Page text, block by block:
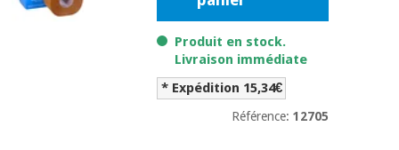
protection
essentiel
Académie
Produit en stock.
Livraison immédiate
* Expédition 15,34€
Référence: 12705